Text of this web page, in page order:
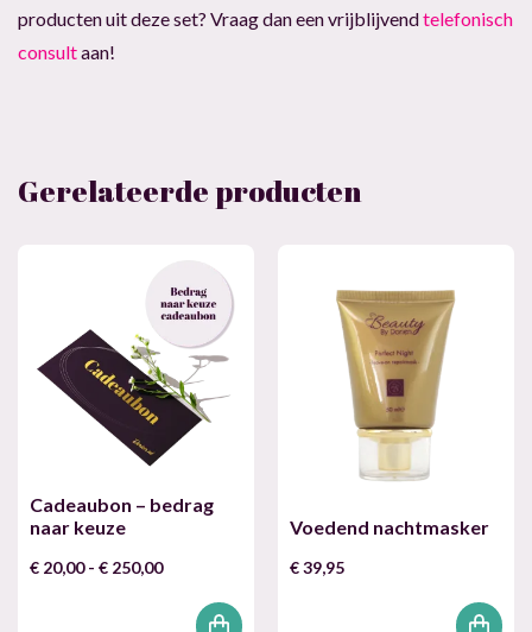
producten uit deze set? Vraag dan een vrijblijvendtelefonisch
consultaan!
Gerelateerde producten
Cadeaubon – bedrag
naar keuze
€ 20,00 - € 250,00Prijsklasse:
€ 20,00
Voedend nachtmasker
€39,95